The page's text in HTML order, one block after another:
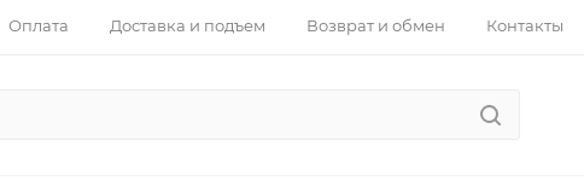
Оплата Доставка и подъем Возврат и обмен Контакты